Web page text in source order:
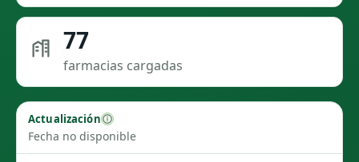
77
farmacias cargadas
Actualización
Fecha no disponible